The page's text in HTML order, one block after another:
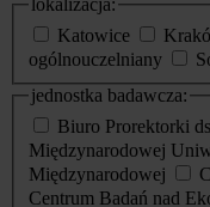
lokalizacja:
Katowice
ogólnouczelniany
jednostka badawcza:
Biuro Prorektorki
Międzynarodowej
Międzynarodowej
Centrum Badań nad